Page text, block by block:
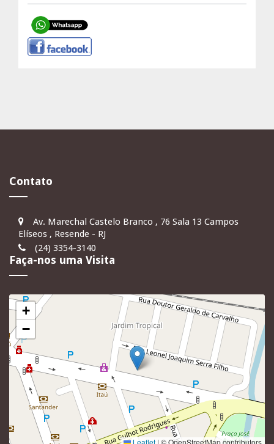
Contato
Av. Marechal Castelo Branco , 76 Sala 13 Campos
Elíseos , Resende - RJ
(24) 3354-3140
Faça-nos uma Visita
+
−
Leaflet | © OpenStreetMap contributors